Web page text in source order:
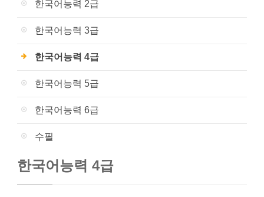
한국어능력 2급
한국어능력 3급
한국어능력 4급
한국어능력 5급
한국어능력 6급
수필
한국어능력 4급